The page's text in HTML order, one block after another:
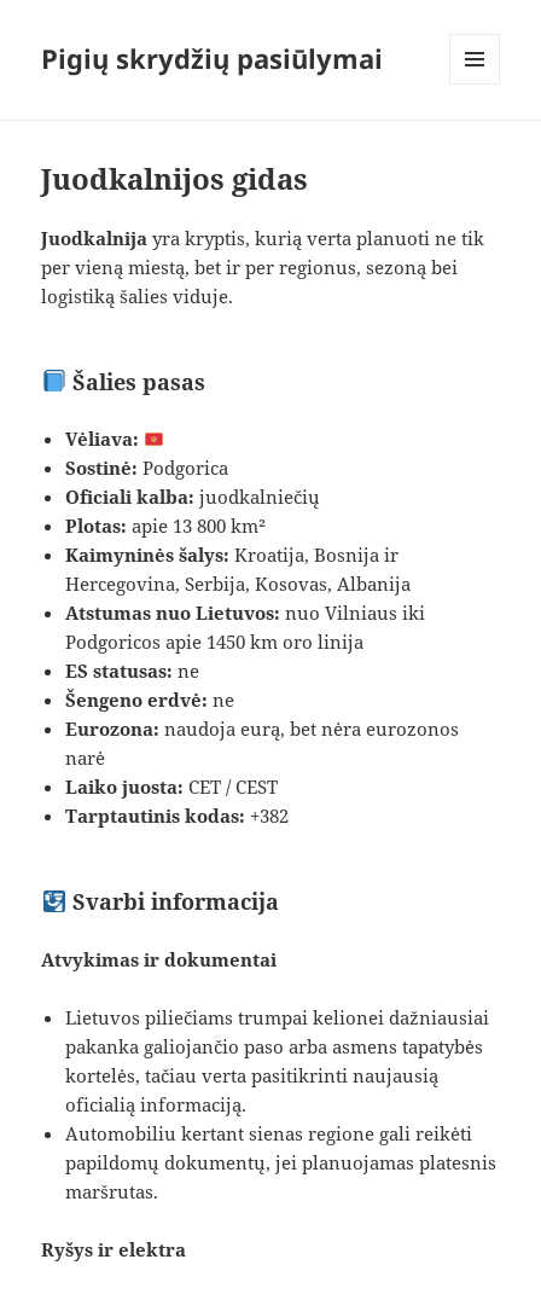
Pigių skrydžių pasiūlymai
Juodkalnijos gidas
Juodkalnija yra kryptis, kurią verta planuoti ne tik
per vieną miestą, bet ir per regionus, sezoną bei
logistiką šalies viduje.
Šalies pasas
Vėliava:
Sostinė: Podgorica
Oficiali kalba: juodkalniečių
Plotas: apie 13 800 km²
Kaimyninės šalys: Kroatija, Bosnija ir
Hercegovina, Serbija, Kosovas, Albanija
Atstumas nuo Lietuvos: nuo Vilniaus iki
Podgoricos apie 1450 km oro linija
ES statusas: ne
Šengeno erdvė: ne
Eurozona: naudoja eurą, bet nėra eurozonos
narė
Laiko juosta: CET / CEST
Tarptautinis kodas: +382
Svarbi informacija
Atvykimas ir dokumentai
Lietuvos piliečiams trumpai kelionei dažniausiai
pakanka galiojančio paso arba asmens tapatybės
kortelės, tačiau verta pasitikrinti naujausią
oficialią informaciją.
Automobiliu kertant sienas regione gali reikėti
papildomų dokumentų, jei planuojamas platesnis
maršrutas.
Ryšys ir elektra